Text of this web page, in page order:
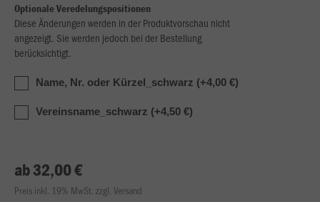
Optionale Veredelungspositionen
Diese Änderungen werden in der Produktvorschau nicht
angezeigt. Sie werden jedoch bei der Bestellung
berücksichtigt.
Name, Nr. oder Kürzel_schwarz (+4,00 €)
Vereinsname_schwarz (+4,50 €)
ab 32,00 €
Preis inkl. 19% MwSt. zzgl. Versand